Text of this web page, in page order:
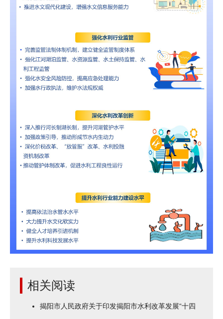
相关阅读
揭阳市人民政府关于印发揭阳市水利改革发展“十四